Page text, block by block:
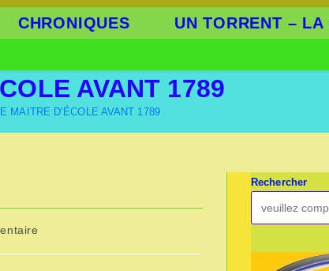
CHRONIQUES
UN TORRENT – LA
AVANT 1789
MAITRE D’ÉCOLE AVANT 1789
Rechercher